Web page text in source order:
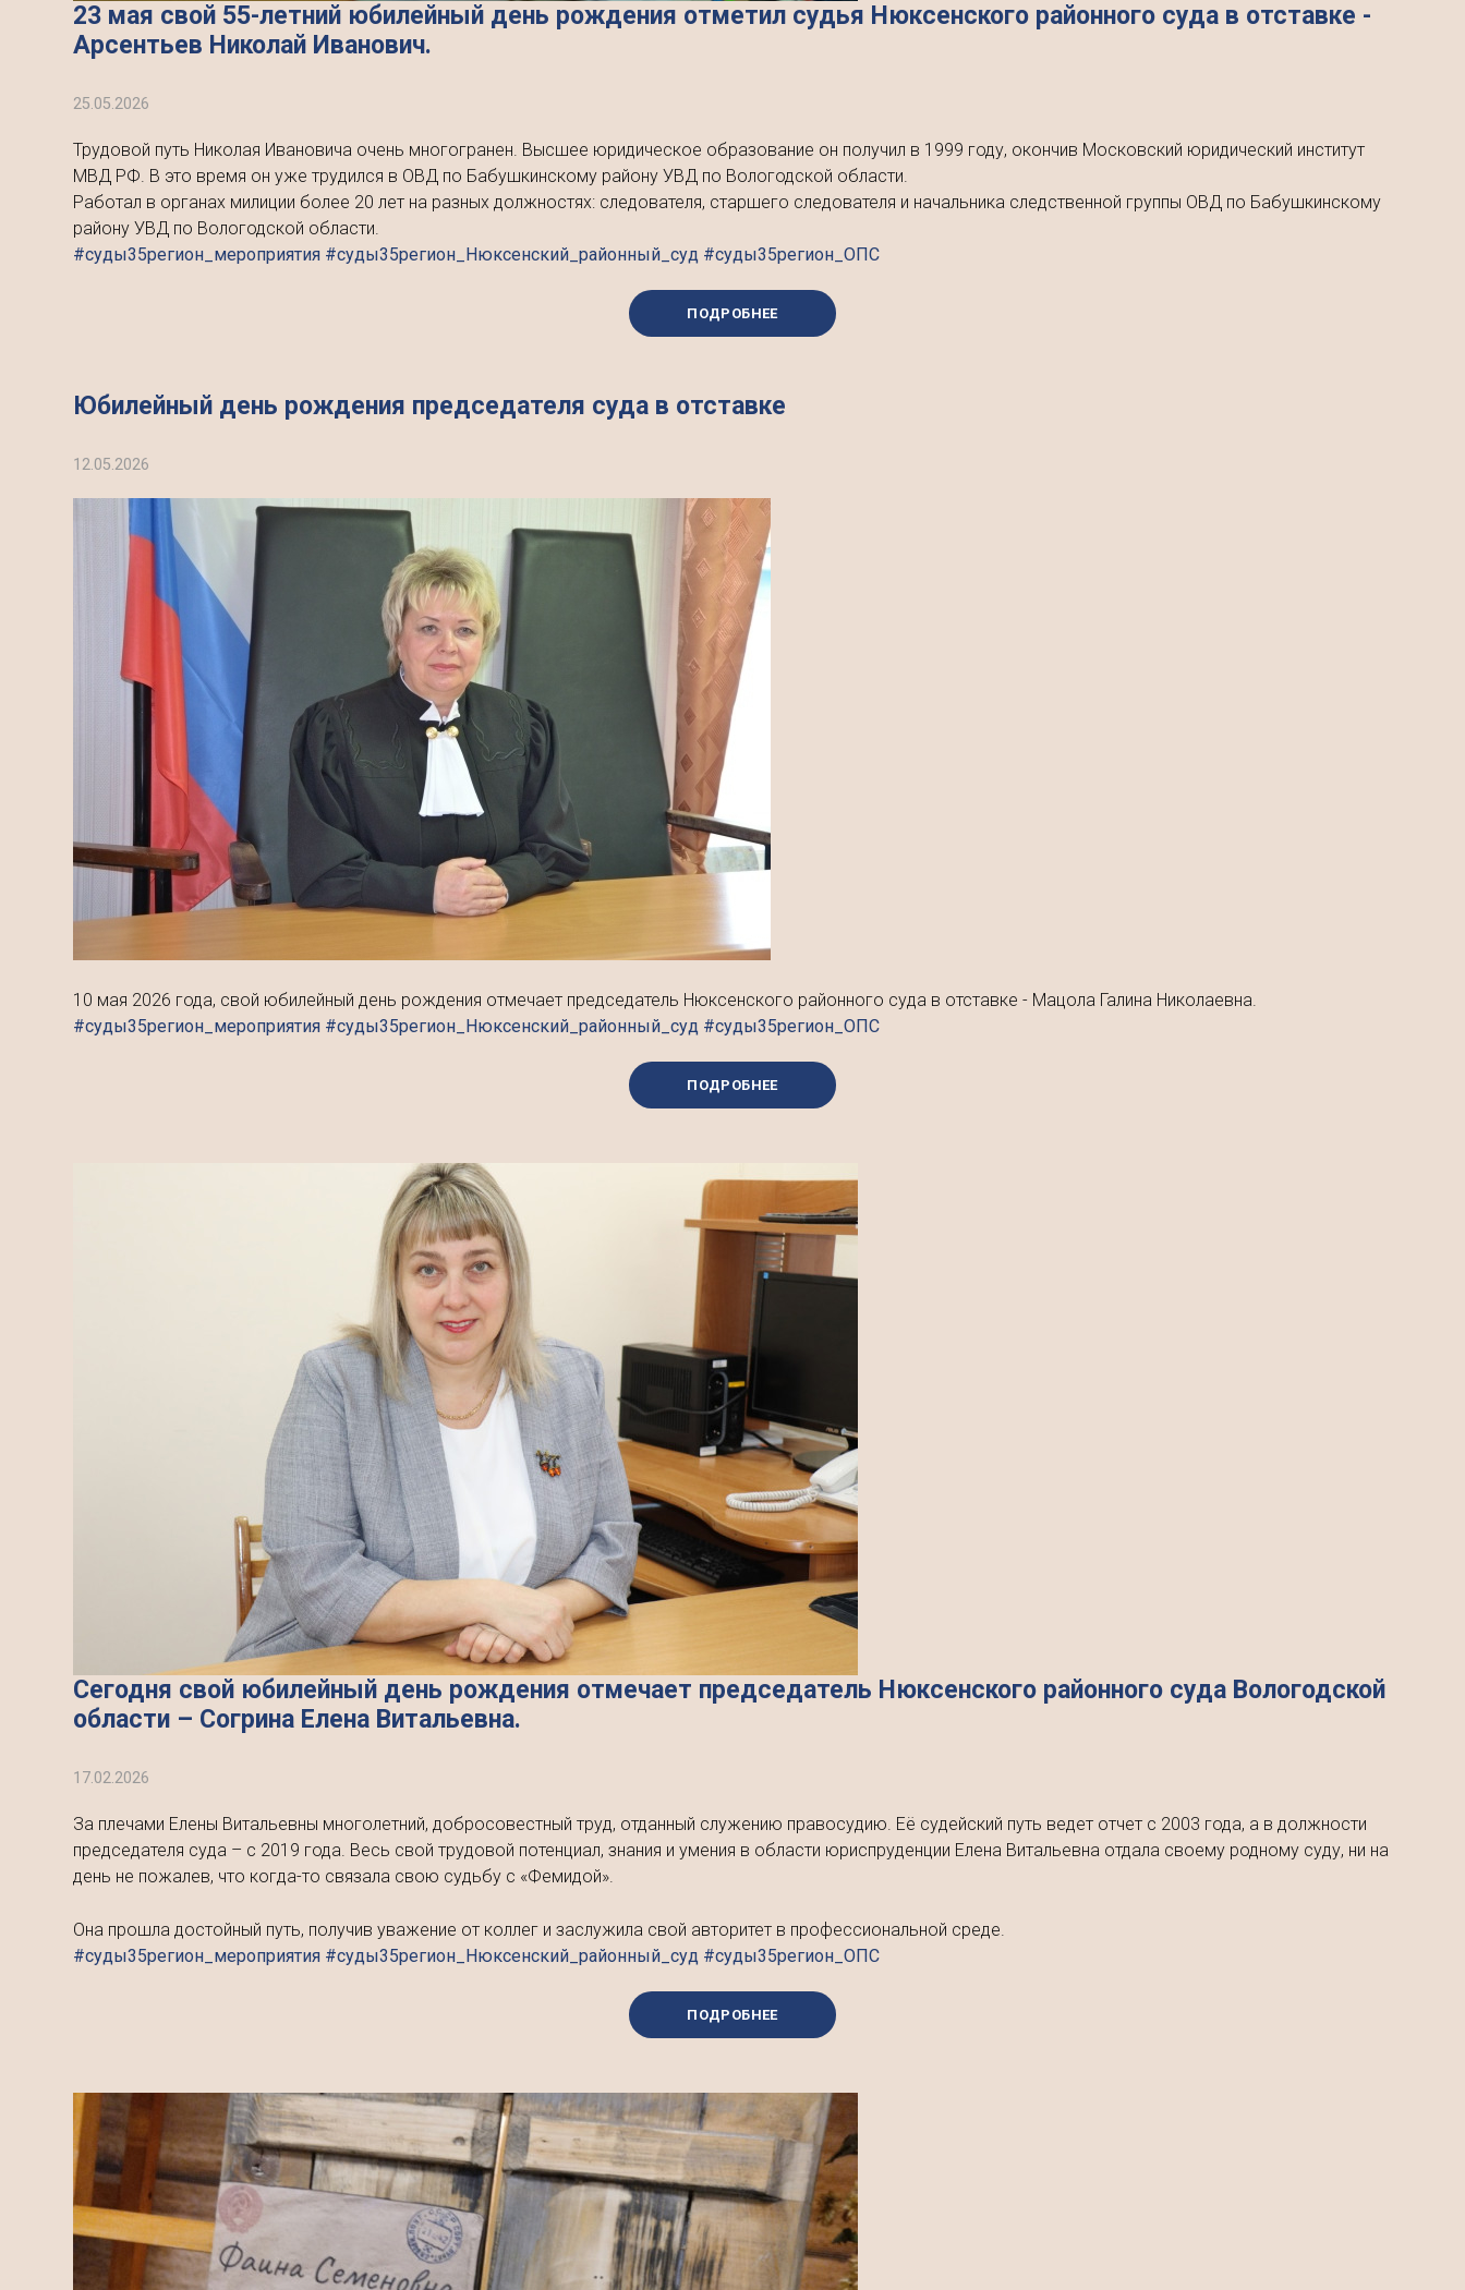
23 мая свой 55-летний юбилейный день рождения отметил судья Нюксенского районного суда в отставке -
Арсентьев Николай Иванович.
25.05.2026
Трудовой путь Николая Ивановича очень многогранен. Высшее юридическое образование он получил в 1999 году, окончив Московский юридический институт
МВД РФ. В это время он уже трудился в ОВД по Бабушкинскому району УВД по Вологодской области.
Работал в органах милиции более 20 лет на разных должностях: следователя, старшего следователя и начальника следственной группы ОВД по Бабушкинскому
району УВД по Вологодской области.
#суды35регион_мероприятия #суды35регион_Нюксенский_районный_суд #суды35регион_ОПС
ПОДРОБНЕЕ
Юбилейный день рождения председателя суда в отставке
12.05.2026
10 мая 2026 года, свой юбилейный день рождения отмечает председатель Нюксенского районного суда в отставке - Мацола Галина Николаевна.
#суды35регион_мероприятия #суды35регион_Нюксенский_районный_суд #суды35регион_ОПС
ПОДРОБНЕЕ
Сегодня свой юбилейный день рождения отмечает председатель Нюксенского районного суда Вологодской
области – Согрина Елена Витальевна.
17.02.2026
​За плечами Елены Витальевны многолетний, добросовестный труд, отданный служению правосудию. Её судейский путь ведет отчет с 2003 года, а в должности
председателя суда – с 2019 года. Весь свой трудовой потенциал, знания и умения в области юриспруденции Елена Витальевна отдала своему родному суду, ни на
день не пожалев, что когда-то связала свою судьбу с «Фемидой».
Она прошла достойный путь, получив уважение от коллег и заслужила свой авторитет в профессиональной среде.
#суды35регион_мероприятия #суды35регион_Нюксенский_районный_суд #суды35регион_ОПС
ПОДРОБНЕЕ